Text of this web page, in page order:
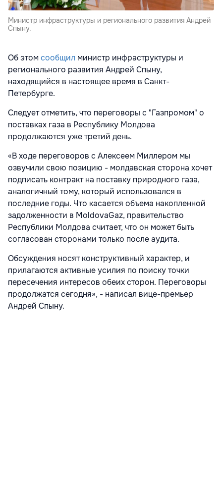
Министр инфраструктуры и регионального развития Андрей
Спыну.
Об этомсообщил министр инфраструктуры и
регионального развития Андрей Спыну,
находящийся в настоящее время в Санкт-
Петербурге.
Следует отметить, что переговоры с "Газпромом" о
поставках газа в Республику Молдова
продолжаются уже третий день.
«В ходе переговоров с Алексеем Миллером мы
озвучили свою позицию - молдавская сторона хочет
подписать контракт на поставку природного газа,
аналогичный тому, который использовался в
последние годы. Что касается объема накопленной
задолженности в MoldovaGaz, правительство
Республики Молдова считает, что он может быть
согласован сторонами только после аудита.
Обсуждения носят конструктивный характер, и
прилагаются активные усилия по поиску точки
пересечения интересов обеих сторон. Переговоры
продолжатся сегодня», - написал вице-премьер
Андрей Спыну.